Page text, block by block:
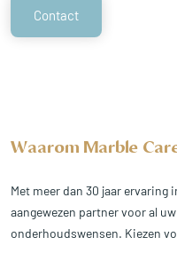
Contact
Waarom Marble
Met meer dan 30 jaar ervaring
aangewezen partner voor al
onderhoudswensen. Kiezen